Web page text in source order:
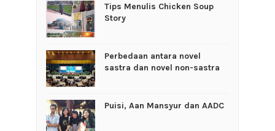
Tips Menulis Chicken Soup
Story
Perbedaan antara novel
sastra dan novel non-sastra
Puisi, Aan Mansyur dan AADC